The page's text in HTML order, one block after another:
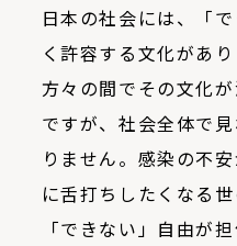
日本の社会には、「
く許容する文化があ
方々の間でその文化
ですが、社会全体で
りません。感染の不
に舌打ちしたくなる
「できない」自由が